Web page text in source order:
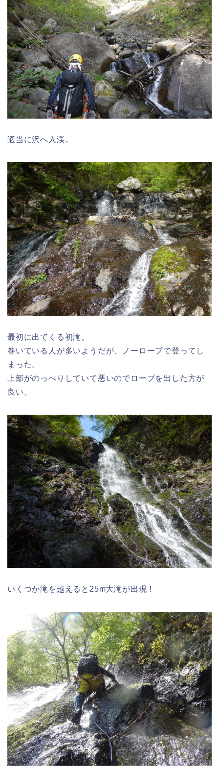
適当に沢へ入渓。
最初に出てくる初滝。
巻いている人が多いようだが、ノーロープで登ってし
まった。
上部がのっぺりしていて悪いのでロープを出した方が
良い。
いくつか滝を越えると25m大滝が出現！